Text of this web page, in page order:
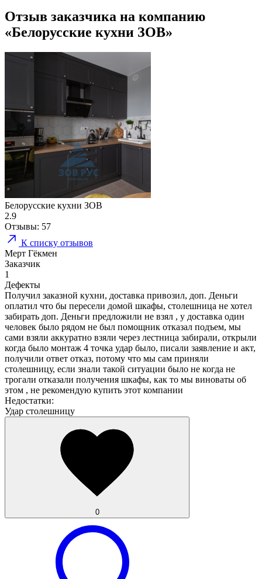
Отзыв заказчика на компанию
«Белорусские кухни ЗОВ»
Белорусские кухни ЗОВ
2.9
Отзывы: 57
К списку отзывов
Мерт Гёкмен
Заказчик
1
Дефекты
Получил заказной кухни, доставка привозил, доп. Деньги
оплатил что бы пересели домой шкафы, столешница не хотел
забирать доп. Деньги предложили не взял , у доставка один
человек было рядом не был помощник отказал подъем, мы
сами взяли аккуратно взяли через лестница забирали, открыли
когда было монтаж 4 точка удар было, писали заявление и акт,
получили ответ отказ, потому что мы сам приняли
столешницу, если знали такой ситуации было не когда не
трогали отказали получения шкафы, как то мы виноваты об
этом , не рекомендую купить этот компании
Недостатки:
Удар столешницу
0